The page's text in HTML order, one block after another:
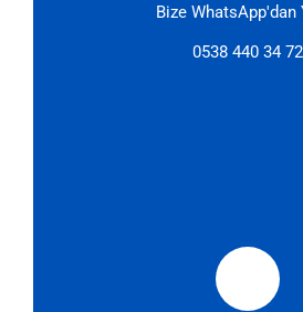
Bize WhatsApp'dan
0538 440 34 72